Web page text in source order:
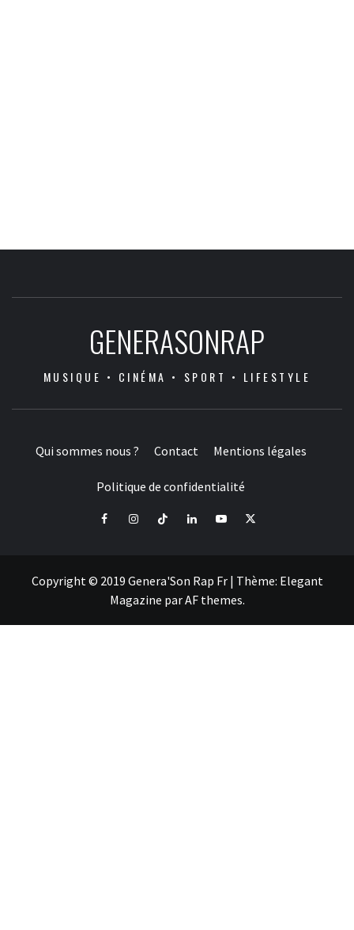
GENERASONRAP
MUSIQUE • CINÉMA • SPORT • LIFESTYLE
Qui sommes nous ? Contact Mentions légales
Politique de confidentialité
FacebookInstagramTiktok LinkedInYoutube
X
Copyright © 2019 Genera'Son Rap Fr | Thème: Elegant
Magazine parAF themes.